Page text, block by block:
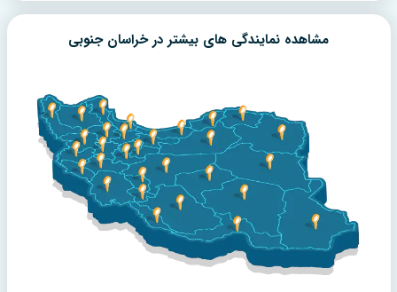
مشاهده نمایندگی های بیشتر درخراسان جنوبی